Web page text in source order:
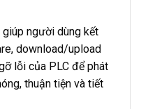
người dùng kết
download/upload
lỗi của PLC để phát
thuận tiện và tiết